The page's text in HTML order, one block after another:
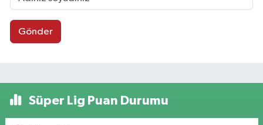
Gönder
Süper Lig Puan Durumu